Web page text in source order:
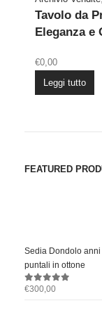
Tavolo da
Eleganza e
€0,00
Leggi tutto
FEATURED
Sedia Dondolo
puntali in ottone
0out of 5
€300,00